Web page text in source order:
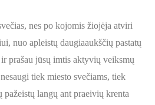
nes po kojomis žiojėja atviri
nuo apleistų daugiaaukščių pastatų
prašau jūsų imtis aktyvių veiksmų
tiek miesto svečiams, tiek
pažeistų langų ant praeivių krenta